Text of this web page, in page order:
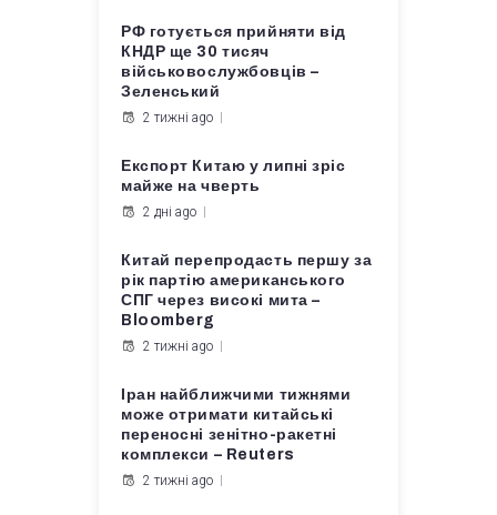
РФ готується прийняти від
КНДР ще 30 тисяч
військовослужбовців –
Зеленський
2 тижні ago
Експорт Китаю у липні зріс
майже на чверть
2 дні ago
Китай перепродасть першу за
рік партію американського
СПГ через високі мита –
Bloomberg
2 тижні ago
Іран найближчими тижнями
може отримати китайські
переносні зенітно-ракетні
комплекси – Reuters
2 тижні ago